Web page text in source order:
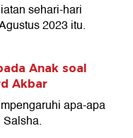
sehari-hari
2023 itu.
Anak soal
Akbar
apa-apa